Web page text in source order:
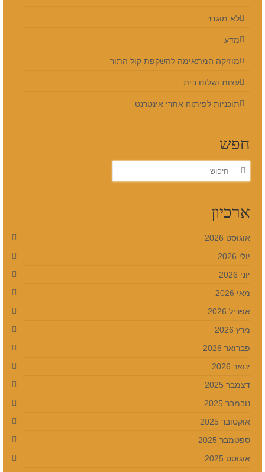
לא מוגדר
מדע
מוזיקה המתאימה להשקפת קול התור
עצות ושלום בית
תוכניות לפיתוח אתרי אינטרנט
חפש
חפש
ארכיון
אוגוסט 2026
יולי 2026
יוני 2026
מאי 2026
אפריל 2026
מרץ 2026
פברואר 2026
ינואר 2026
דצמבר 2025
נובמבר 2025
אוקטובר 2025
ספטמבר 2025
אוגוסט 2025